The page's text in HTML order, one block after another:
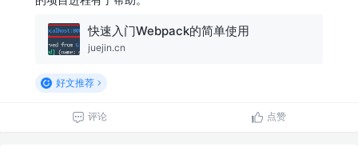
快速入门Webpack的简单使用
juejin.cn
好文推荐
评论 点赞